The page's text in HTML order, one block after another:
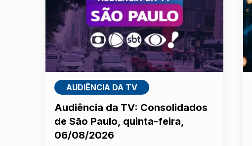
AUDIÊNCIA DA TV
Audiência da TV: Consolidados
de São Paulo, quinta-feira,
06/08/2026